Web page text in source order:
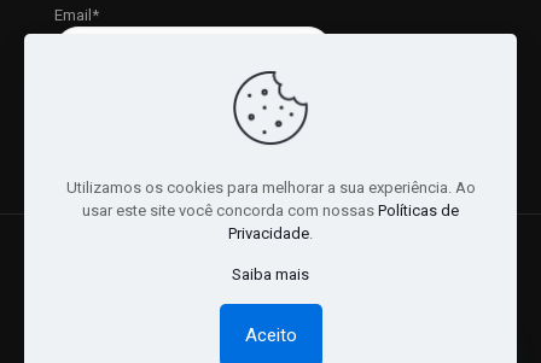
Email*
Distribuidora Ltda - CNPJ: 16757010/0001-06. | Desenvolvido
por:Websites Br
Utilizamos os cookies para melhorar a sua experiência. Ao
usar este site você concorda com nossas Políticas de
Privacidade.
Saiba mais
Aceito